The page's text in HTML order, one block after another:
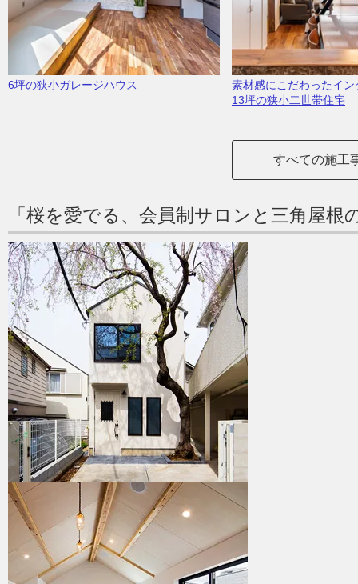
6坪の狭小ガレージハウス
素材感にこだわったイ
13坪の狭小二世帯住宅
すべての施工
「桜を愛でる、会員制サロンと三角屋根